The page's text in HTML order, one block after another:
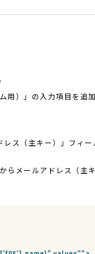
用）」の入力項目を追
ス（主キー）」フィ
らメールアドレス（主